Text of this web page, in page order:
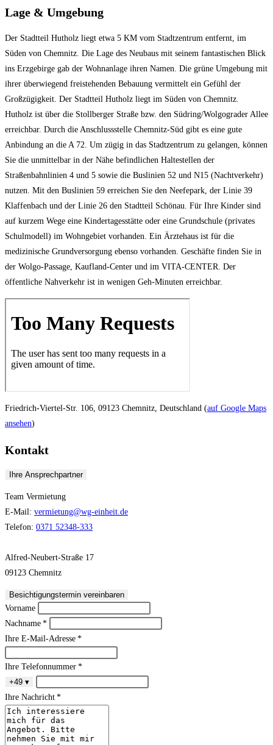
Lage & Umgebung
Der Stadtteil Hutholz liegt etwa 5 KM vom Stadtzentrum entfernt, im
Süden von Chemnitz. Die Lage des Neubaus mit seinem fantastischen Blick
ins Erzgebirge gab der Wohnanlage ihren Namen. Die grüne Umgebung mit
ihrer überwiegend freistehenden Bebauung vermittelt ein Gefühl der
Großzügigkeit. Der Stadtteil Hutholz liegt im Süden von Chemnitz.
Hutholz ist über die Stollberger Straße bzw. den Südring/Wolgograder Allee
erreichbar. Durch die Anschlussstelle Chemnitz-Süd gibt es eine gute
Anbindung an die A 72. Um zügig in das Stadtzentrum zu gelangen, können
Sie die unmittelbar in der Nähe befindlichen Haltestellen der
Straßenbahnlinien 4 und 5 sowie die Buslinien 52 und N15 (Nachtverkehr)
nutzen. Mit den Buslinien 59 erreichen Sie den Neefepark, der Linie 39
Klaffenbach und der Linie 26 den Stadtteil Schönau. Für Ihre Kinder sind
auf kurzem Wege eine Kindertagesstätte oder eine Grundschule (privates
Schulmodell) im Wohngebiet vorhanden. Ein Ärztehaus ist für die
medizinische Grundversorgung ebenso vorhanden. Geschäfte finden Sie in
der Wolgo-Passage, Kaufland-Center und im VITA-CENTER. Der
öffentliche Nahverkehr ist in wenigen Geh-Minuten erreichbar.
Friedrich-Viertel-Str. 106, 09123 Chemnitz, Deutschland (auf Google Maps
ansehen)
Kontakt
Ihre Ansprechpartner
Team Vermietung
E-Mail: vermietung@wg-einheit.de
Telefon: 0371 52348-333
Alfred-Neubert-Straße 17
09123 Chemnitz
Besichtigungstermin vereinbaren
Vorname
Nachname *
Ihre E-Mail-Adresse *
Ihre Telefonnummer *
+49 ▾
Ihre Nachricht *